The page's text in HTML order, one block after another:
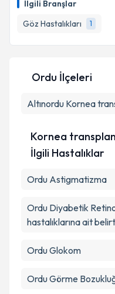
İlgili Branşlar
Göz Hastalıkları
1
takvim
E-posta Adresiniz
Metni'ni
Ordu İlçeleri
Altınordu Kornea
Kornea
İlgili Hastalıklar
Ordu Astigmatizma
Ordu Diyabetik
hastalıklarına ait
Ordu Glokom
Ordu Görme